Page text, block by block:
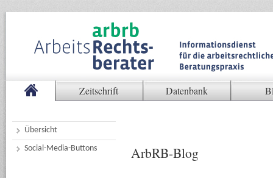
Zeitschrift Datenbank
Übersicht
Social-Media-Buttons
ArbRB-Blog